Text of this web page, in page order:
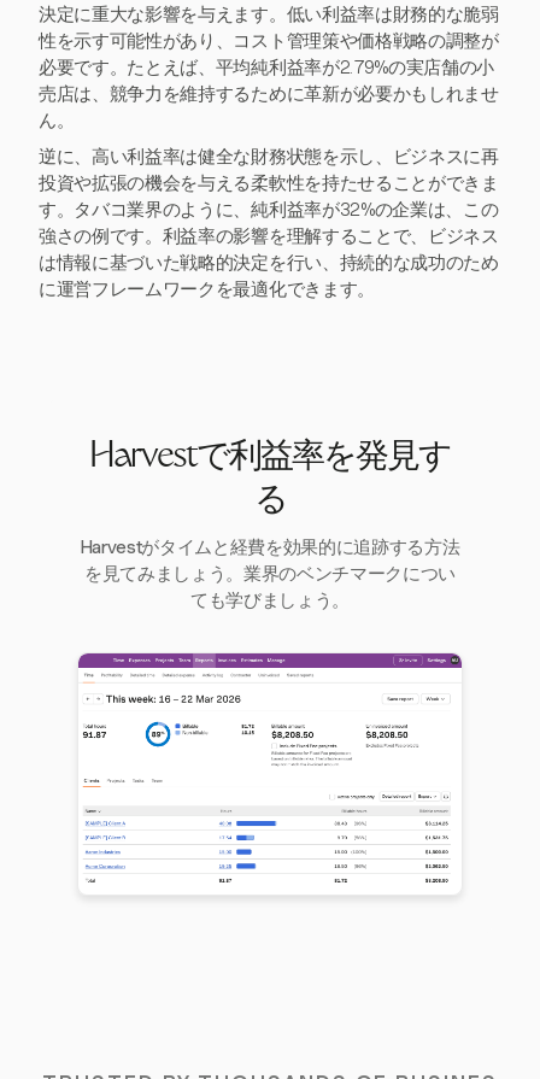
決定に重大な影響を与えます。低い利益率は財務的な脆弱
性を示す可能性があり、コスト管理策や価格戦略の調整が
必要です。たとえば、平均純利益率が2.79%の実店舗の小
売店は、競争力を維持するために革新が必要かもしれませ
ん。
逆に、高い利益率は健全な財務状態を示し、ビジネスに再
投資や拡張の機会を与える柔軟性を持たせることができま
す。タバコ業界のように、純利益率が32%の企業は、この
強さの例です。利益率の影響を理解することで、ビジネス
は情報に基づいた戦略的決定を行い、持続的な成功のため
に運営フレームワークを最適化できます。
Harvestで利益率を発見す
る
Harvestがタイムと経費を効果的に追跡する方法
を見てみましょう。業界のベンチマークについ
ても学びましょう。